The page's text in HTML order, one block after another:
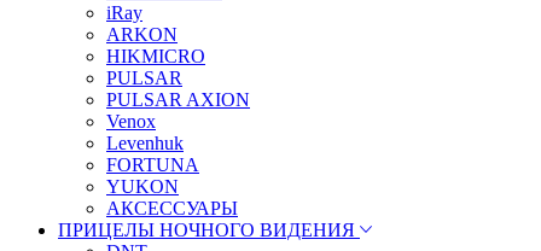
iRay
ARKON
HIKMICRO
PULSAR
PULSAR AXION
Venox
Levenhuk
FORTUNA
YUKON
АКСЕССУАРЫ
ПРИЦЕЛЫ НОЧНОГО ВИДЕНИЯ